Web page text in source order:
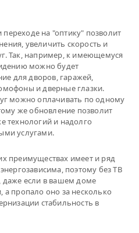
на "оптику" позволит
увеличить скорость и
Так, например, к имеющемуся
можно будет
для дворов, гаражей,
и дверные глазки.
можно оплачивать по одному
же обновление позволит
технологий и надолго
услугами.
преимуществах имеет и ряд
поэтому без ТВ
даже если в вашем доме
а пропало оно за несколько
стабильность в